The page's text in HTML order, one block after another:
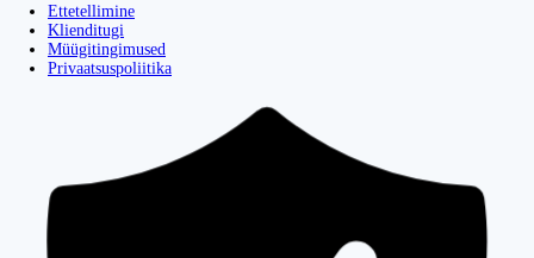
Ettetellimine
Klienditugi
Müügitingimused
Privaatsuspoliitika